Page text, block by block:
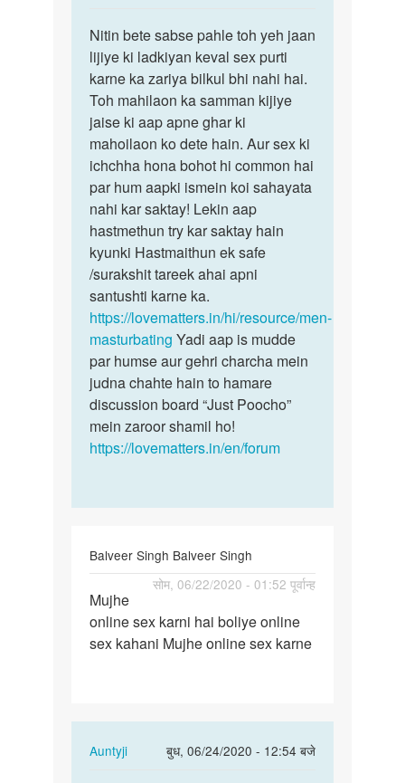
to
Aunty
ji
mere
pass
koi
gf…
by
Nitin
Nitin
bete
sabse
pahle
toh…
Nitin bete sabse pahle toh yeh jaan
lijiye ki ladkiyan keval sex purti
karne ka zariya bilkul bhi nahi hai.
Toh mahilaon ka samman kijiye
jaise ki aap apne ghar ki
mahoilaon ko dete hain. Aur sex ki
ichchha hona bohot hi common hai
par hum aapki ismein koi sahayata
nahi kar saktay! Lekin aap
hastmethun try kar saktay hain
kyunki Hastmaithun ek safe
/surakshit tareek ahai apni
santushti karne ka.
https://lovematters.in/hi/resource/men-
masturbating Yadi aap is mudde
par humse aur gehri charcha mein
judna chahte hain to hamare
discussion board “Just Poocho”
mein zaroor shamil ho!
https://lovematters.in/en/forum
Balveer Singh Balveer Singh
सोम, 06/22/2020 - 01:52 पूर्वान्ह
Mujhe
online
sex
Mujhe
online sex karni hai boliye online
sex kahani Mujhe online sex karne
Auntyji
बुध, 06/24/2020 - 12:54 बजे
In